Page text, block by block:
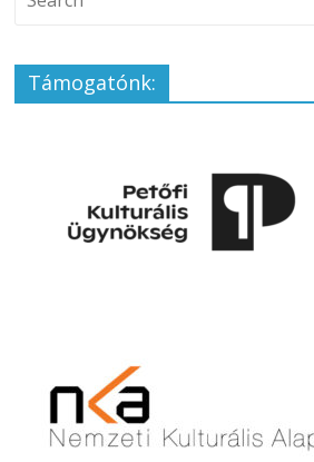
Támogatónk: